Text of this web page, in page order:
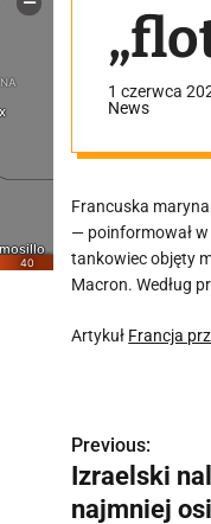
1 czerwca
News
Francuska
— poinformował
tankowiec objęty
Macron. Według
Artykuł Francja
a
w
Previous:
Izraelski
najmniej